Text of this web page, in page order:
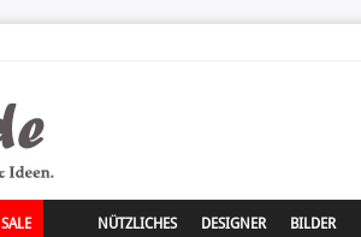
SALE NÜTZLICHES DESIGNER BILDER